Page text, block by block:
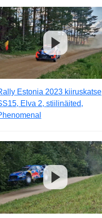
Estonia 2023 kiiruskatse
Elva 2, stiilinäited,